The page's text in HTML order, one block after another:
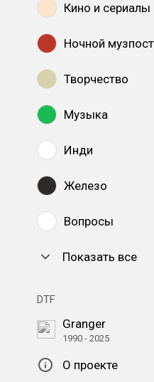
Кино и сериалы
Творчество
Музыка
Инди
Железо
Вопросы
Показать все
DTF
Granger
1990 - 2025
О проекте